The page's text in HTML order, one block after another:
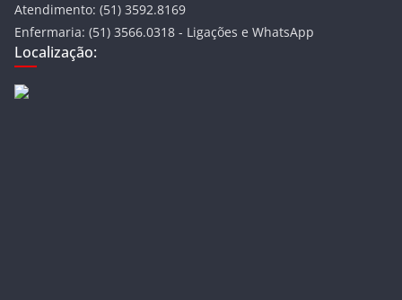
Atendimento: (51) 3592.8169
Enfermaria: (51) 3566.0318 - Ligações e WhatsApp
Localização: